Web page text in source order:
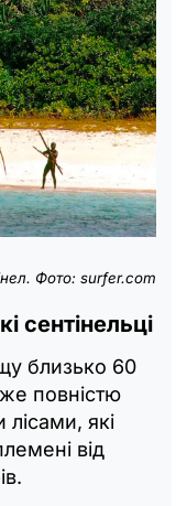
Фото: surfer.com
сентінельці
близько 60
повністю
які
від